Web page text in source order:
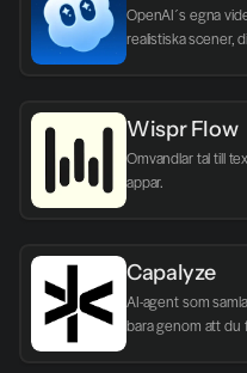
OpenAI´s egna
realistiska scener,
Wispr Flow
Omvandlar tal till
appar.
Capalyze
AI-agent som
bara genom att du